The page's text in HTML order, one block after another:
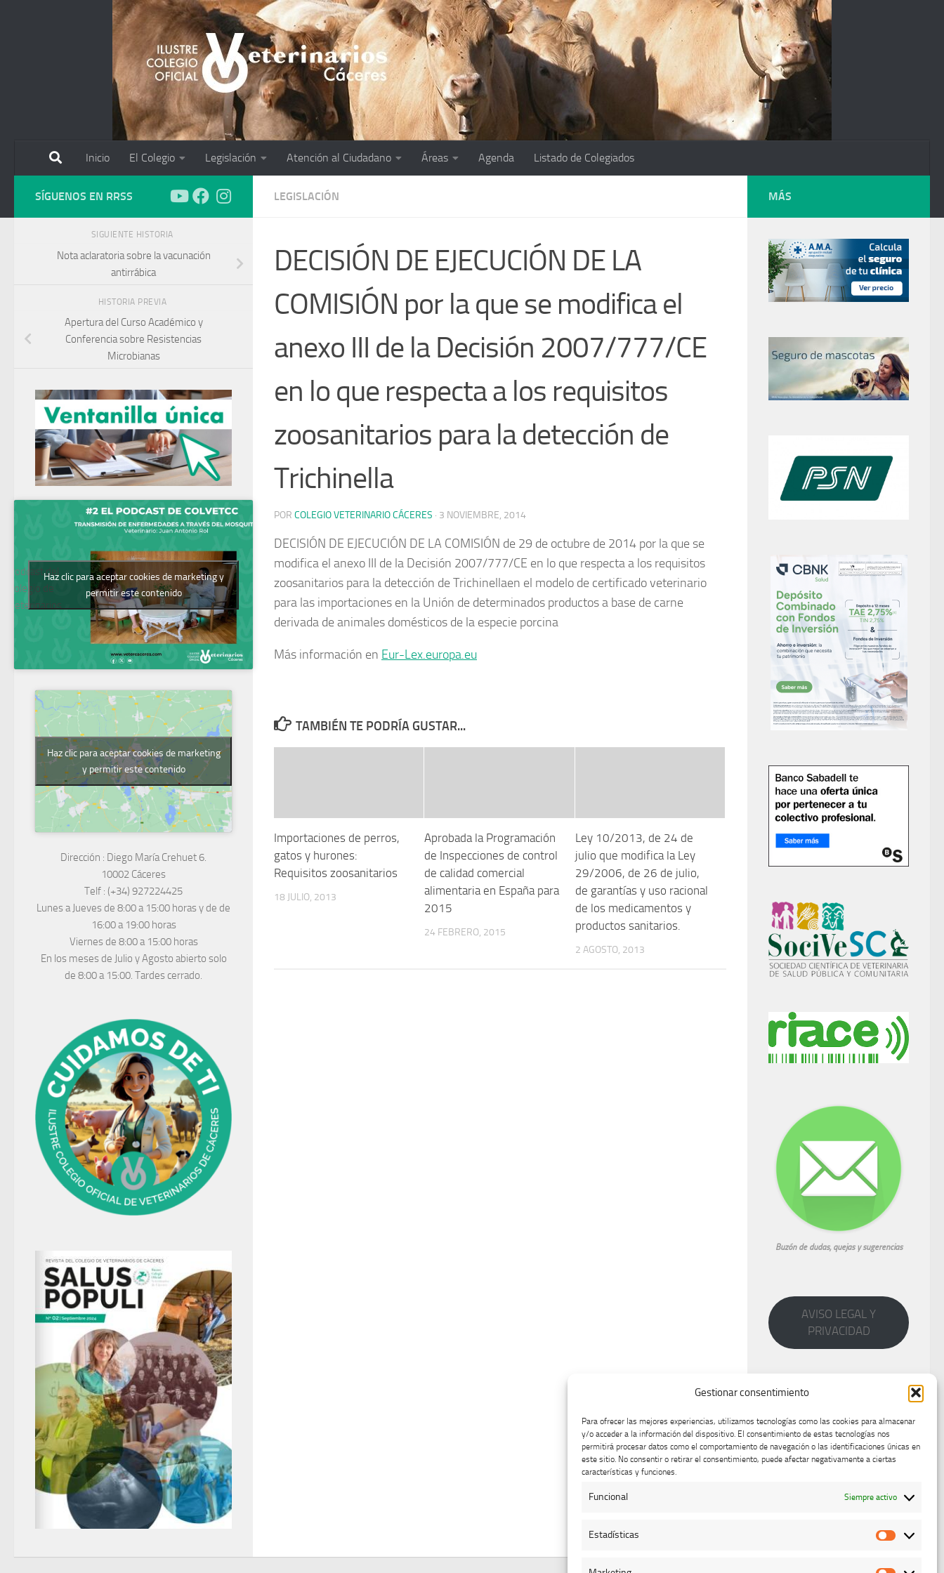
Gestionar consentimiento
Para ofrecer las mejores experiencias, utilizamos tecnologías como las cookies para almacenar
y/o acceder a la información del dispositivo. El consentimiento de estas tecnologías nos
permitirá procesar datos como el comportamiento de navegación o las identificaciones únicas en
este sitio. No consentir o retirar el consentimiento, puede afectar negativamente a ciertas
características y funciones.
Funcional Siempre activo
Estadísticas
Inicio El Colegio Legislación Atención al Ciudadano Áreas Agenda Listado de Colegiados
LEGISLACIÓN
DECISIÓN DE EJECUCIÓN DE LA
COMISIÓN por la que se modifica el
anexo III de la Decisión 2007/777/CE
en lo que respecta a los requisitos
zoosanitarios para la detección de
Trichinella
POR COLEGIO VETERINARIO CÁCERES · 3 NOVIEMBRE, 2014
DECISIÓN DE EJECUCIÓN DE LA COMISIÓN de 29 de octubre de 2014 por la que se
modifica el anexo III de la Decisión 2007/777/CE en lo que respecta a los requisitos
zoosanitarios para la detección deTrichinellaen el modelo de certificado veterinario
para las importaciones en la Unión de determinados productos a base de carne
derivada de animales domésticos de la especie porcina
Más información en Eur-Lex.europa.eu
TAMBIÉN TE PODRÍA GUSTAR...
Importaciones de perros,
gatos y hurones:
Requisitos zoosanitarios
18 JULIO, 2013
Aprobada la Programación
de Inspecciones de control
de calidad comercial
alimentaria en España para
2015
24 FEBRERO, 2015
Ley 10/2013, de 24 de
julio que modifica la Ley
29/2006, de 26 de julio,
de garantías y uso racional
de los medicamentos y
productos sanitarios.
2 AGOSTO, 2013
SÍGUENOS EN RRSS
SIGUIENTE HISTORIA
Nota aclaratoria sobre la vacunación
antirrábica
HISTORIA PREVIA
Apertura del Curso Académico y
Conferencia sobre Resistencias
Microbianas
Podcast del
Colegio de
Veterinarios
Haz clic para aceptar cookies de marketing y
permitir este contenido
Haz clic para aceptar cookies de marketing
y permitir este contenido
Dirección : Diego María Crehuet 6.
10002 Cáceres
Telf : (+34) 927224425
Lunes a Jueves de 8:00 a 15:00 horas y de de
16:00 a 19:00 horas
Viernes de 8:00 a 15:00 horas
En los meses de Julio y Agosto abierto solo
de 8:00 a 15:00. Tardes cerrado.
MÁS
Buzón de dudas, quejas y sugerencias
AVISO LEGAL Y
PRIVACIDAD